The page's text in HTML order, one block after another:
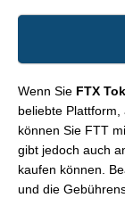
Wenn Sie FTX
beliebte
können Sie FTT
gibt jedoch auch
kaufen können.
und die